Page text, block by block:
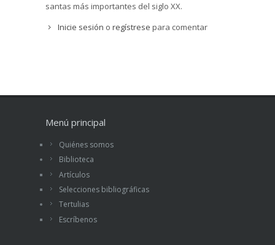
santas más importantes del siglo XX.
Inicie sesión o regístrese para comentar
Menú principal
Quiénes somos
Biblioteca
Artículos
Selecciones bibliográficas
Tertulias
Escríbenos